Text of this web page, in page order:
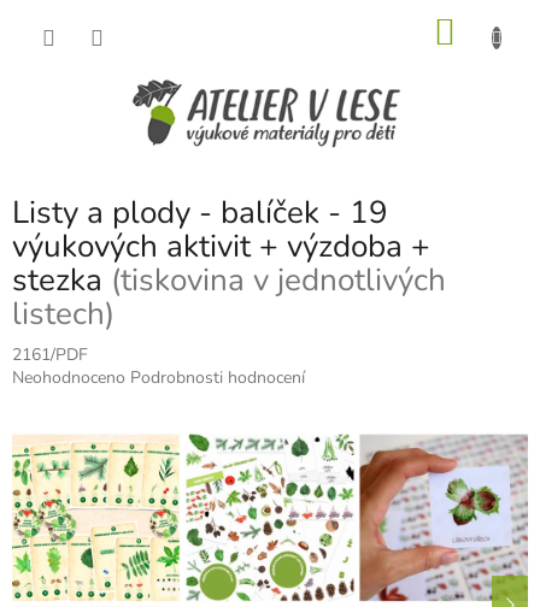
Listy a plody - balíček - 19
výukových aktivit + výzdoba +
stezka (tiskovina v jednotlivých
listech)
2161/PDF
Průměrné
je
0,0
z
5
hvězdiček.
Neohodnoceno Podrobnosti hodnocení